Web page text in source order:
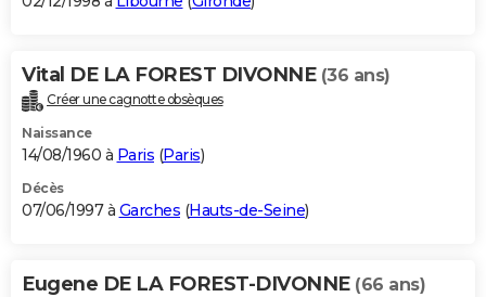
Vital DE LA FOREST DIVONNE (36 ans)
Créer une cagnotte obsèques
Naissance
14/08/1960 à Paris (Paris)
Décès
07/06/1997 à Garches (Hauts-de-Seine)
Eugene DE LA FOREST-DIVONNE (66 ans)